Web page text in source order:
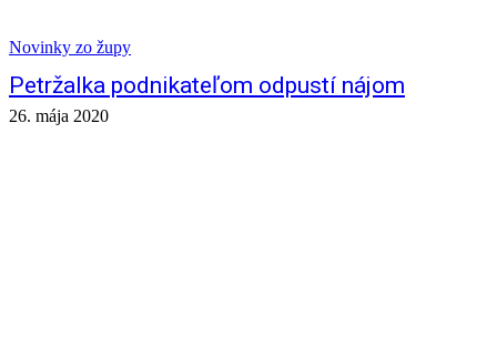
Novinky zo župy
Petržalka podnikateľom odpustí nájom
26. mája 2020